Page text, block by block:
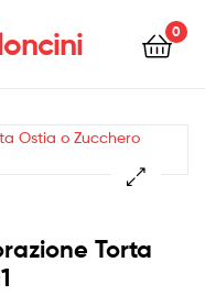
0
Torta